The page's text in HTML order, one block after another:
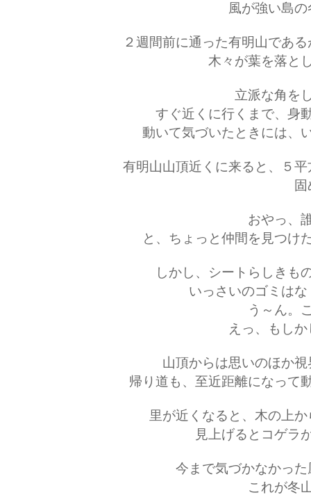
風が強い島
２週間前に通った有明山であ
木々が葉を落と
立派な角を
すぐ近くに行くまで、身
動いて気づいたときには、
有明山山頂近くに来ると、５
おやっ、
と、ちょっと仲間を見つけ
しかし、シートらしきも
いっさいのゴミは
う～ん。
えっ、もし
山頂からは思いのほか
帰り道も、至近距離になって
里が近くなると、木の上
見上げるとコゲラ
今まで気づかなかっ
これが冬